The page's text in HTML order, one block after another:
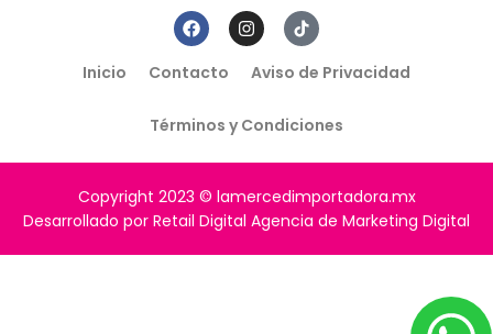
Inicio Contacto Aviso de Privacidad
Términos y Condiciones
Copyright 2023 © lamercedimportadora.mx
Desarrollado por Retail Digital Agencia de Marketing Digital